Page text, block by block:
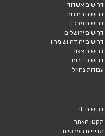
דרושים אשדוד
דרושים רחובות
דרושים מרכז
דרושים ירושלים
דרושים יהודה ושומרון
דרושים צפון
דרושים דרום
עבודות בחו"ל
דרושים IL
תקנון האתר
מדיניות הפרטיות